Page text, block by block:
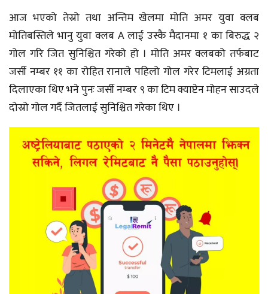
आज भएको तेस्रो तथा अन्तिम खेलमा मोति अमर युवा क्लब
मोतिबस्तिले भानु युवा क्लब A लाई उस्कै मैदानमा १ का बिरुद्ध २
गोल गरि जित सुनिश्चित गरेको हो । मोति अमर क्लबको तर्फबाट
जर्सी नम्बर ११ का रोहित रानाले पहिलो गोल गरेर टिमलाई अग्रता
दिलाएका थिए भने पुनः जर्सी नम्बर ९ का टिम क्याप्टेन मोहन साउदले
दोस्रो गोल गर्दै जितलाई सुनिश्चित गरेका थिए ।